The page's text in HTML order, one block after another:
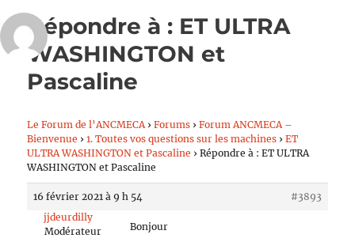
Répondre à : ET ULTRA
WASHINGTON et
Pascaline
Le Forum de l’ANCMECA › Forums › Forum ANCMECA –
Bienvenue › 1. Toutes vos questions sur les machines › ET
ULTRA WASHINGTON et Pascaline › Répondre à : ET ULTRA
WASHINGTON et Pascaline
16 février 2021 à 9 h 54
#3893
jjdeurdilly
Modérateur
Bonjour